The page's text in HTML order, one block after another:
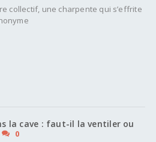
collectif, une charpente qui s’effrite
la cave : faut-il la ventiler ou
0